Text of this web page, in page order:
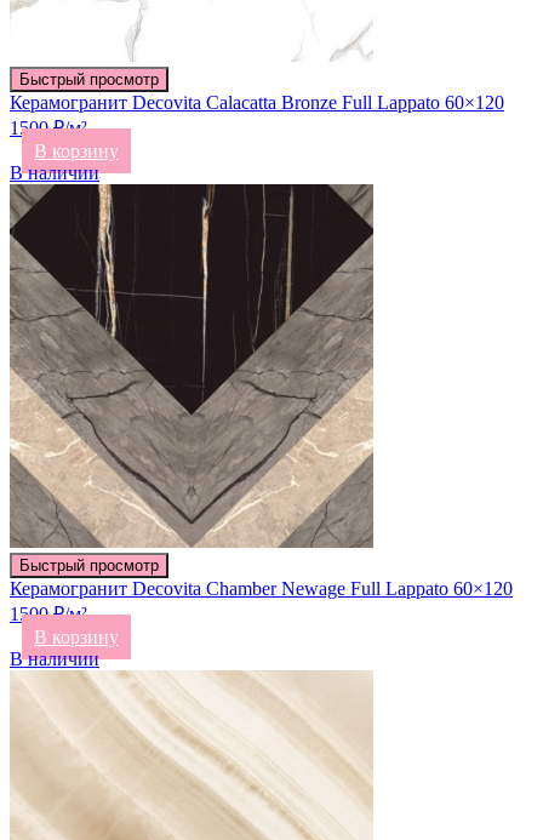
Быстрый просмотр
Керамогранит Decovita Calacatta Bronze Full Lappato 60×120
1500 ₽/м²
В корзину
В наличии
Быстрый просмотр
Керамогранит Decovita Chamber Newage Full Lappato 60×120
1500 ₽/м²
В корзину
В наличии